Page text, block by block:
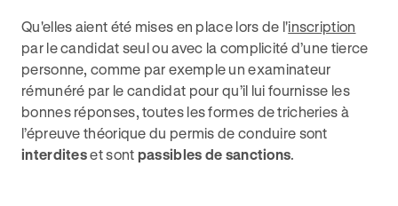
Qu'elles aient été mises en place lors de l'inscription
par le candidat seul ou avec la complicité d’une tierce
personne, comme par exemple un examinateur
rémunéré par le candidat pour qu’il lui fournisse les
bonnes réponses, toutes les formes de tricheries à
l’épreuve théorique du permis de conduire sont
interditeset sont passibles de sanctions.